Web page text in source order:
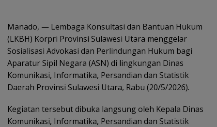
Manado, — Lembaga Konsultasi dan Bantuan Hukum
(LKBH) Korpri Provinsi Sulawesi Utara menggelar
Sosialisasi Advokasi dan Perlindungan Hukum bagi
Aparatur Sipil Negara (ASN) di lingkungan Dinas
Komunikasi, Informatika, Persandian dan Statistik
Daerah Provinsi Sulawesi Utara, Rabu (20/5/2026).
Kegiatan tersebut dibuka langsung oleh Kepala Dinas
Komunikasi, Informatika, Persandian dan Statistik